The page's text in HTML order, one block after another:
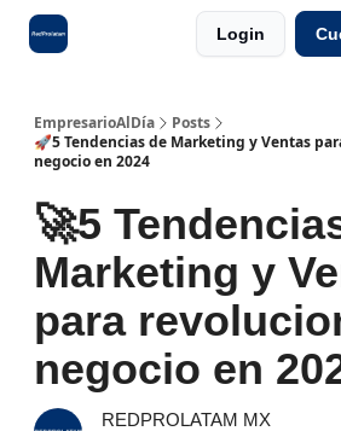
Login
EmpresarioAlDía
Posts
🚀5 Tendencias de Marketing y Ventas
negocio en 2024
🚀5
Marketing y
para
negocio en
REDPROLATAM MX